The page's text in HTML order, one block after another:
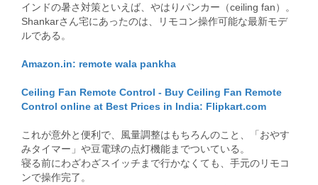
インドの暑さ対策といえば、やはりパンカー（ceiling fan）。
Shankarさん宅にあったのは、リモコン操作可能な最新モデ
ルである。
Amazon.in: remote wala pankha
Ceiling Fan Remote Control - Buy Ceiling Fan Remote
Control online at Best Prices in India: Flipkart.com
これが意外と便利で、風量調整はもちろんのこと、「おやす
みタイマー」や豆電球の点灯機能までついている。
寝る前にわざわざスイッチまで行かなくても、手元のリモコ
ンで操作完了。